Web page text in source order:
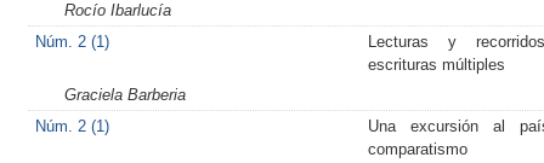
Rocío Ibarlucía
Núm. 2 (1)
Lecturas y
escrituras múltiples
Graciela Barberia
Núm. 2 (1)
Una excursión al
comparatismo